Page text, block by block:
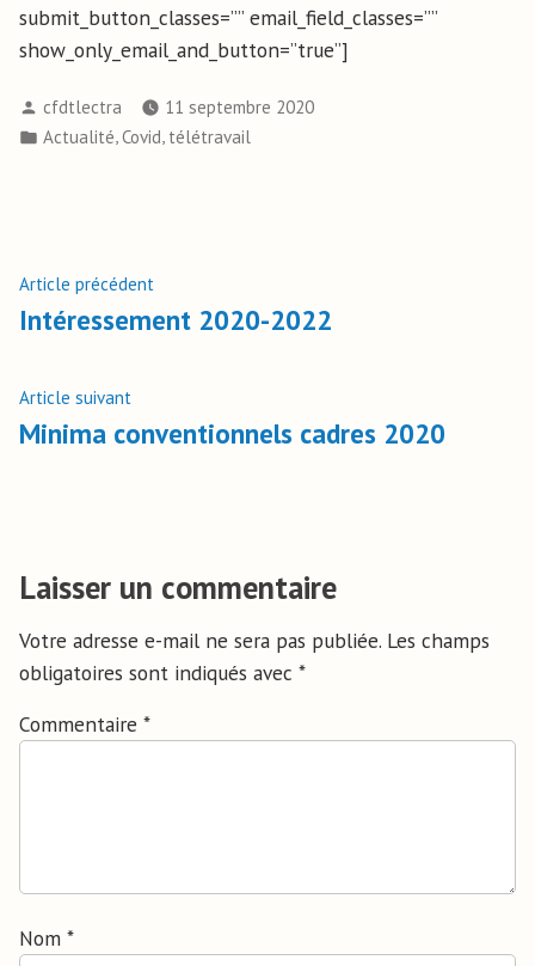
submit_button_classes=”” email_field_classes=””
show_only_email_and_button=”true”]
cfdtlectra
11 septembre 2020
Actualité,Covid, télétravail
Article précédent
Intéressement 2020-2022
Article suivant
Minima conventionnels cadres 2020
Laisser un commentaire
Votre adresse e-mail ne sera pas publiée. Les champs
obligatoires sont indiqués avec *
Commentaire *
Nom *